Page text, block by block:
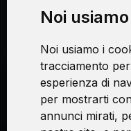
Noi
Noi usiamo i
tracciamento
esperienza di
per mostrarti
annunci mirati,
Consenso al